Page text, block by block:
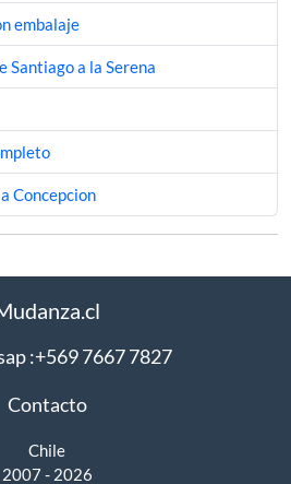
embalaje
Santiago a la Serena
Concepcion
:+569 7667 7827
Contacto
Chile
2007 - 2026